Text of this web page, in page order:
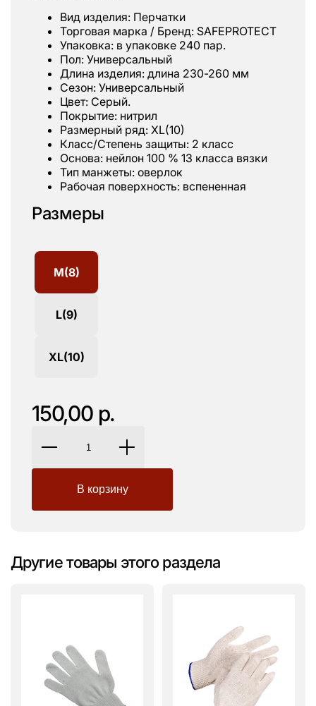
Вид изделия: Перчатки
Торговая марка / Бренд: SAFEPROTECT
Упаковка: в упаковке 240 пар.
Пол: Универсальный
Длина изделия: длина 230-260 мм
Сезон: Универсальный
Цвет: Серый.
Покрытие: нитрил
Размерный ряд: XL(10)
Класс/Степень защиты: 2 класс
Основа: нейлон 100 % 13 класса вязки
Тип манжеты: оверлок
Рабочая поверхность: вспененная
Размеры
M(8)
L(9)
XL(10)
150,00 р.
Другие товары этого раздела